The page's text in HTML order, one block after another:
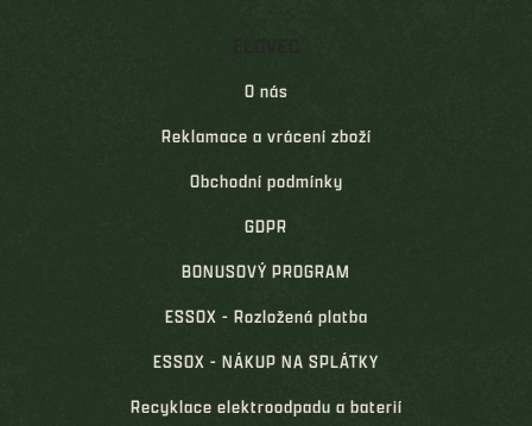
O nás
Reklamace a vrácení zboží
Obchodní podmínky
GDPR
BONUSOVÝ PROGRAM
ESSOX - Rozložená platba
ESSOX - NÁKUP NA SPLÁTKY
Recyklace elektroodpadu a baterií